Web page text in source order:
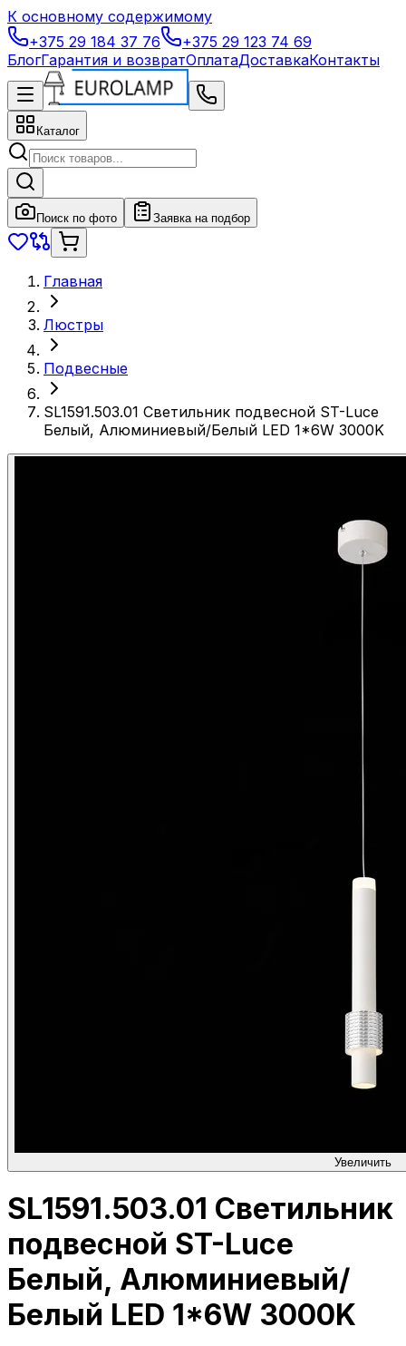
К основному содержимому
+375 29 184 37 76
+375 29 123 74 69
БлогГарантия и возвратОплатаДоставкаКонтакты
Каталог
Поиск по фото Заявка на подбор
Главная
Люстры
Подвесные
SL1591.503.01 Светильник подвесной ST-Luce
Белый, Алюминиевый/Белый LED 1*6W 3000K
Увеличить
SL1591.503.01 Светильник
подвесной ST-Luce
Белый, Алюминиевый/
Белый LED 1*6W 3000K